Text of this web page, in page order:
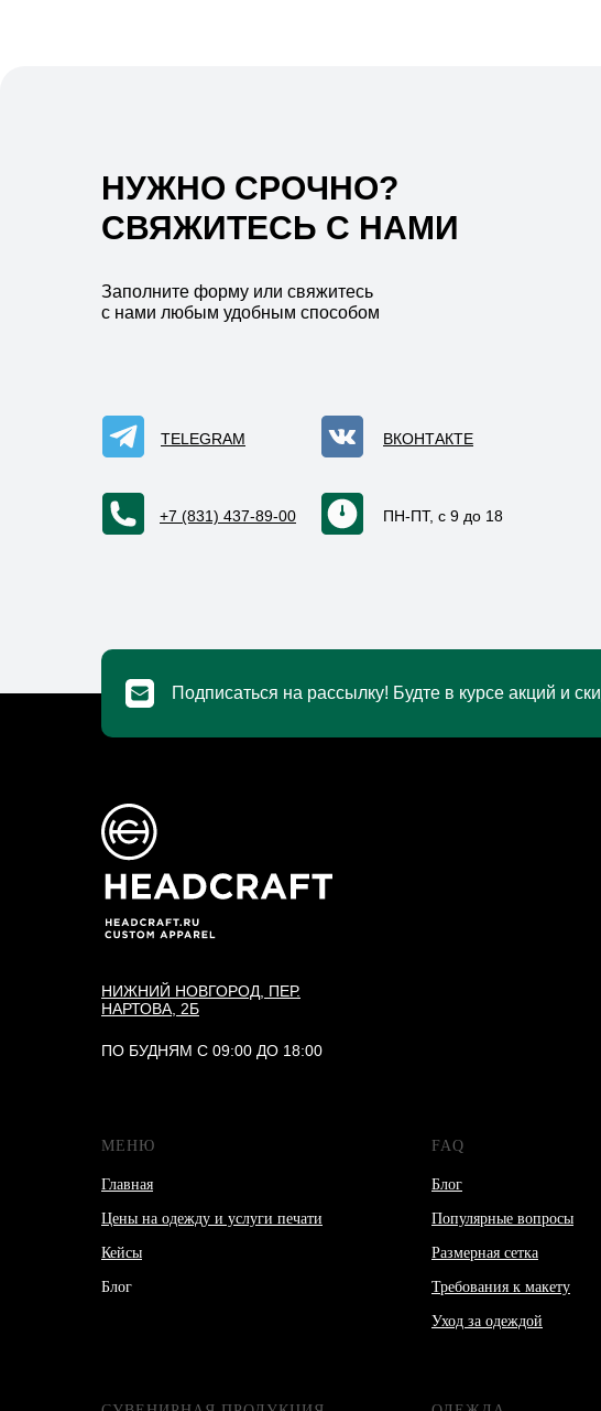
НУЖНО СРОЧНО?
СВЯЖИТЕСЬ С НАМИ
TELEGRAM ВКОНТАКТЕ
+7 (831) 437-89-00 ПН-ПТ, с 9 до 18
Заполните форму или свяжитесь
с нами любым удобным способом
Подписаться на рассылку! Будте в курсе акций и
ПО БУДНЯМ С 09:00 ДО 18:00
НИЖНИЙ НОВГОРОД, ПЕР.
НАРТОВА, 2Б
МЕНЮ
Главная
Цены на одежду и услуги печати
Кейсы
Блог
FAQ
Блог
Популярные вопросы
Размерная сетка
Требования к макету
Уход за одеждой